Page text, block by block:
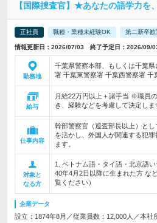
【国際捜査官】★あなたの語学力を
正社員 職種・業種未経験OK 第二新卒歓
情報更新日：2026/07/03 終了予定日：2026/09/
勤務地
千葉県警察本部、もしくは千葉
署 千葉東警察署 千葉西警察署 千
給与
月給22万円以上＋諸手当 ※職員
き、経験などを考慮して決定し
仕事内容
幹部警察官（巡査部長以上）と
を活かし、外国人が関連する犯
ます。
対象と
なる方
1. ベトナム語・タイ語・北京語
40年4月2日以降に生まれた方 な
覧ください）
企業データ
設立：1874年8月／従業員数：12,000人／本社